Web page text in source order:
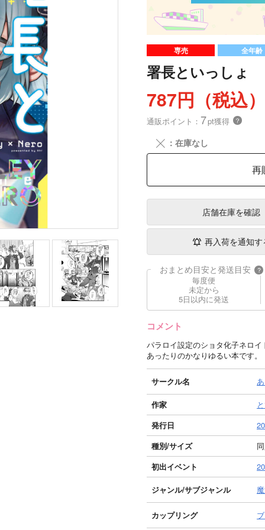
専売 全年齢
署長といっしょ
787円（税込）
通販ポイント： 7pt獲得 ？
╳ ：在庫なし
再
店舗在庫を確認
再入荷を通知す
おまとめ目安と発送目安 ?
毎度便
未定から
5日以内に発送
コメント
パラロイ設定のショタ化子ネロ
あったりのかなりゆるい本です。
サークル名
作家
発行日
種別/サイズ
初出イベント
ジャンル/サブジャンル
カップリング